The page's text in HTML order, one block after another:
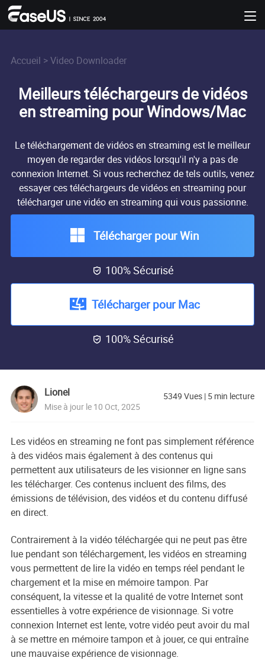
Accueil >Video Downloader
Meilleurs téléchargeurs de vidéos
en streaming pour Windows/Mac
Le téléchargement de vidéos en streaming est le meilleur
moyen de regarder des vidéos lorsqu'il n'y a pas de
connexion Internet. Si vous recherchez de tels outils, venez
essayer ces téléchargeurs de vidéos en streaming pour
télécharger une vidéo en streaming qui vous passionne.
Télécharger pour Win
 100% Sécurisé
Télécharger pour Mac
 100% Sécurisé
Lionel
Mise à jour le 10 Oct, 2025
5349 Vues | 5 min lecture
Les vidéos en streaming ne font pas simplement référence
à des vidéos mais également à des contenus qui
permettent aux utilisateurs de les visionner en ligne sans
les télécharger. Ces contenus incluent des films, des
émissions de télévision, des vidéos et du contenu diffusé
en direct.
Contrairement à la vidéo téléchargée qui ne peut pas être
lue pendant son téléchargement, les vidéos en streaming
vous permettent de lire la vidéo en temps réel pendant le
chargement et la mise en mémoire tampon. Par
conséquent, la vitesse et la qualité de votre Internet sont
essentielles à votre expérience de visionnage. Si votre
connexion Internet est lente, votre vidéo peut avoir du mal
à se mettre en mémoire tampon et à jouer, ce qui entraîne
une mauvaise expérience de visionnage.